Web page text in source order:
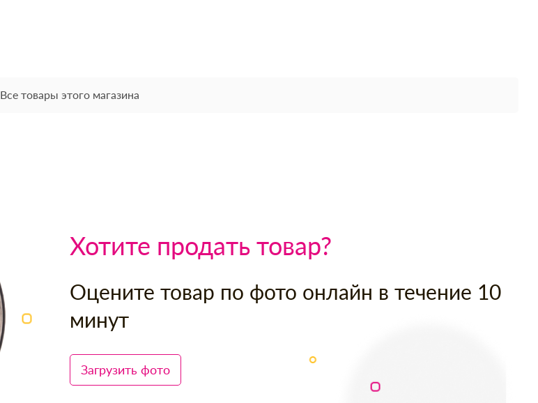
Все товары этого магазина
Хотите продать товар?
Оцените товар по фото онлайн в течение 10
минут
Загрузить фото